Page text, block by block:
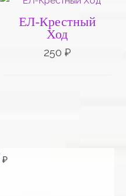
ЕЛ-Крестный
Ход
250 ₽
₽